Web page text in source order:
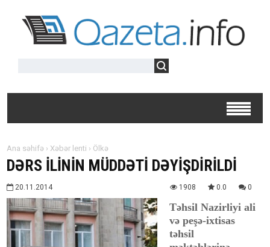
Ana səhifə › Xəbər lenti › Ölkə
DƏRS İLİNİN MÜDDƏTİ DƏYİŞDİRİLDİ
20.11.2014 1908 0.0 0
Təhsil Nazirliyi ali
və peşə-ixtisas
təhsil